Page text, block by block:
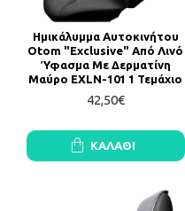
Ημικάλυμμα Αυτοκινήτου
Otom "Exclusive" Από Λινό
Ύφασμα Με Δερματίνη
Μαύρο EXLN-101 1 Τεμάχιο
42,50€
ΚΑΛΆΘΙ